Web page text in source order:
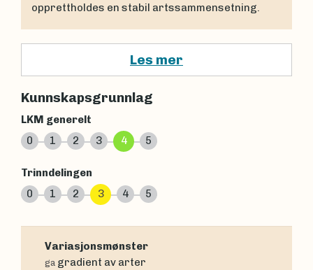
opprettholdes en stabil artssammensetning.
Les mer
Kunnskapsgrunnlag
LKM generelt
0
1 2 3 4 5
Trinndelingen
0
1 2 3 4 5
Variasjonsmønster
ga gradient av arter